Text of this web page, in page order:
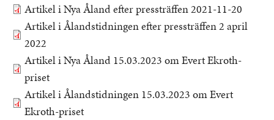
Dokument
Artikel i Nya Åland efter pressträffen 2021-11-20
Dokument
Artikel i Ålandstidningen efter pressträffen 2 april
2022
Dokument
Artikel i Nya Åland 15.03.2023 om Evert Ekroth-
priset
Dokument
Artikel i Ålandstidningen 15.03.2023 om Evert
Ekroth-priset